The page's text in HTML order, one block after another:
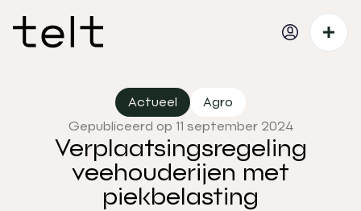
Actueel
Agro
Gepubliceerd op 11 september 2024
Verplaatsingsregeling
veehouderijen met
piekbelasting